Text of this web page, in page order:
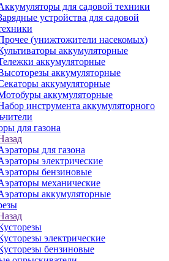
для садовой техники
устройства для садовой
(унижтожители насекомых)
аккумуляторные
аккумуляторные
аккумуляторные
аккумуляторные
аккумуляторные
инструмента аккумуляторного
для газона
для газона
электрические
бензиновые
механические
аккумуляторные
электрические
бензиновые